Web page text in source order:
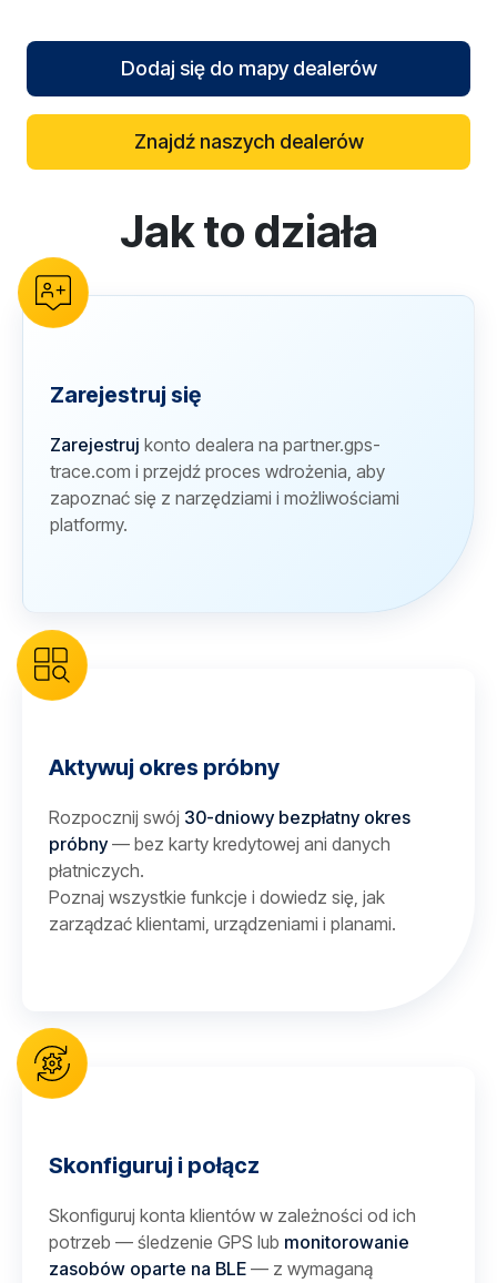
Dodaj się do mapy dealerów
Znajdź naszych dealerów
reCAPTCHA verificationJak to działa
Zarejestruj się
Zarejestruj konto dealera na partner.gps-
trace.com i przejdź proces wdrożenia, aby
zapoznać się z narzędziami i możliwościami
platformy.
Aktywuj okres próbny
Rozpocznij swój 30-dniowy bezpłatny okres
próbny— bez karty kredytowej ani danych
płatniczych.
Poznaj wszystkie funkcje i dowiedz się, jak
zarządzać klientami, urządzeniami i planami.
Skonfiguruj i połącz
Skonfiguruj konta klientów w zależności od ich
potrzeb — śledzenie GPS lub monitorowanie
zasobów oparte na BLE — z wymaganą